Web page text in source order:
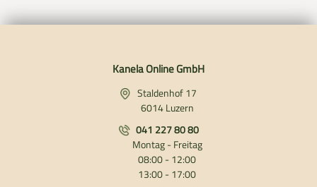
Kanela Online GmbH
Staldenhof 17
6014 Luzern
041 227 80 80
Montag - Freitag
08:00 - 12:00
13:00 - 17:00